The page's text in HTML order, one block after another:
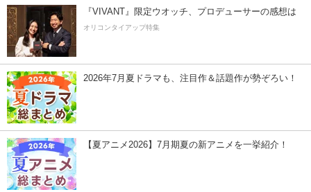
『VIVANT』限定ウオッチ、プロデューサーの感想は
オリコンタイアップ特集
2026年7月夏ドラマも、注目作＆話題作が勢ぞろい！
【夏アニメ2026】7月期夏の新アニメを一挙紹介！